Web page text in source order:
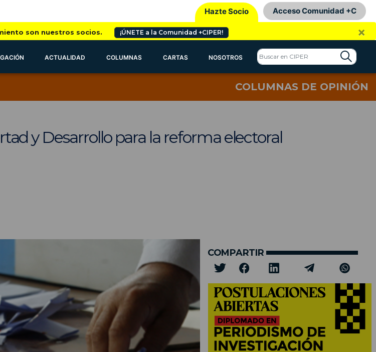
Hazte Socio Acceso Comunidad +C
son nuestros socios. ¡ÚNETE a la Comunidad +CIPER! ×
ACTUALIDAD COLUMNAS CARTAS NOSOTROS
COLUMNAS DE OPINIÓN
y Desarrollo para la reforma electoral
COMPARTIR